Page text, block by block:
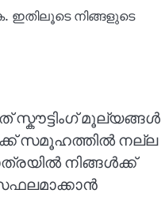
ഇതിലൂടെ നിങ്ങളുടെ
മൂല്യങ്ങൾ
സമൂഹത്തിൽ നല്ല
നിങ്ങൾക്ക്